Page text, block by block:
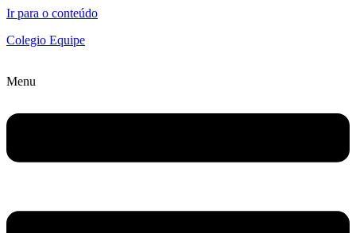
Ir para o conteúdo
Colegio Equipe
Menu